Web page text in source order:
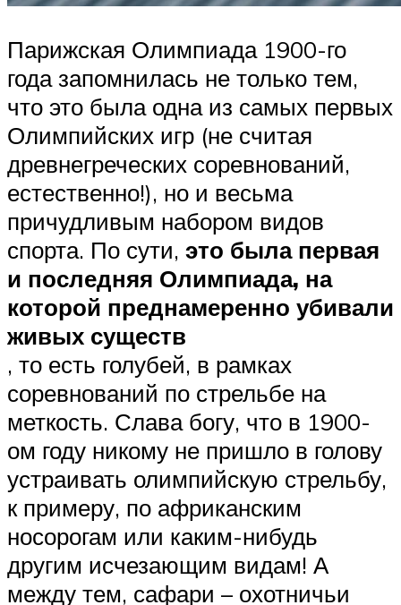
Парижская Олимпиада 1900-го
года запомнилась не только тем,
что это была одна из самых первых
Олимпийских игр (не считая
древнегреческих соревнований,
естественно!), но и весьма
причудливым набором видов
спорта. По сути, это была первая
и последняя Олимпиада, на
которой преднамеренно убивали
живых существ
, то есть голубей, в рамках
соревнований по стрельбе на
меткость. Слава богу, что в 1900-
ом году никому не пришло в голову
устраивать олимпийскую стрельбу,
к примеру, по африканским
носорогам или каким-нибудь
другим исчезающим видам! А
между тем, сафари – охотничьи